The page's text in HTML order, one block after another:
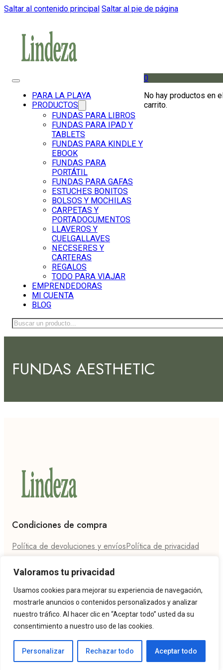
Valoramos tu privacidad
Usamos cookies para mejorar su experiencia de navegación,
mostrarle anuncios o contenidos personalizados y analizar
nuestro tráfico. Al hacer clic en “Aceptar todo” usted da su
consentimiento a nuestro uso de las cookies.
Personalizar Rechazar todo Aceptar todo
Saltar al contenido principal Saltar al pie de página
PARA LA PLAYA
PRODUCTOS
FUNDAS PARA LIBROS
FUNDAS PARA IPAD Y
TABLETS
FUNDAS PARA KINDLE Y
EBOOK
FUNDAS PARA
PORTÁTIL
FUNDAS PARA GAFAS
ESTUCHES BONITOS
BOLSOS Y MOCHILAS
CARPETAS Y
PORTADOCUMENTOS
LLAVEROS Y
CUELGALLAVES
NECESERES Y
CARTERAS
REGALOS
TODO PARA VIAJAR
EMPRENDEDORAS
MI CUENTA
BLOG
0
No hay productos en
carrito.
Buscar
FUNDAS AESTHETIC
Condiciones de compra
Política de devoluciones y envíosPolítica de privacidad
Contáctanos
Teléfono: 624 27 86 94Email: hola@lindeza.es